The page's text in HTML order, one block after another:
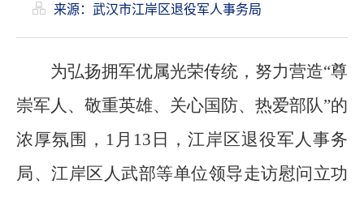
来源：武汉市江岸区退役军人事务局
为弘扬拥军优属光荣传统，努力营造“尊
崇军人、敬重英雄、关心国防、热爱部队”的
浓厚氛围，1月13日，江岸区退役军人事务
局、江岸区人武部等单位领导走访慰问立功